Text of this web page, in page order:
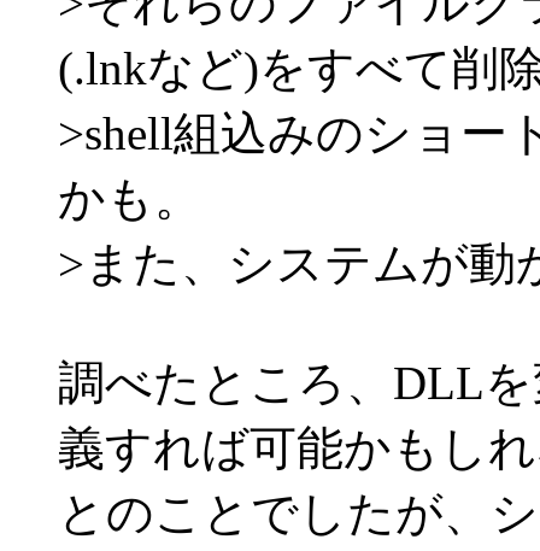
(.lnkなど)をすべて削
>shell組込みのショー
かも。
>また、システムが動
調べたところ、DLL
義すれば可能かもし
とのことでしたが、